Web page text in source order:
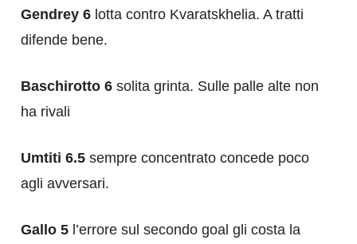
Gendrey 6 lotta contro Kvaratskhelia. A tratti
difende bene.
Baschirotto 6 solita grinta. Sulle palle alte non
ha rivali
Umtiti 6.5 sempre concentrato concede poco
agli avversari.
Gallo 5 l’errore sul secondo goal gli costa la